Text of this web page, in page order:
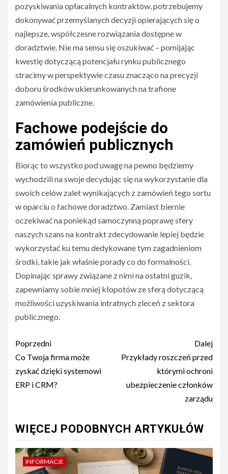
pozyskiwania opłacalnych kontraktów, potrzebujemy
dokonywać przemyślanych decyzji opierających się o
najlepsze, współczesne rozwiązania dostępne w
doradztwie. Nie ma sensu się oszukiwać – pomijając
kwestię dotyczącą potencjału rynku publicznego
stracimy w perspektywie czasu znacząco na precyzji
doboru środków ukierunkowanych na trafione
zamówienia publiczne.
Fachowe podejście do
zamówień publicznych
Biorąc to wszystko pod uwagę na pewno będziemy
wychodzili na swoje decydując się na wykorzystanie dla
swoich celów zalet wynikających z zamówień tego sortu
w oparciu o fachowe doradztwo. Zamiast biernie
oczekiwać na poniekąd samoczynną poprawę sfery
naszych szans na kontrakt zdecydowanie lepiej będzie
wykorzystać ku temu dedykowane tym zagadnieniom
środki, takie jak właśnie porady co do formalności.
Dopinając sprawy związane z nimi na ostatni guzik,
zapewniamy sobie mniej kłopotów ze sferą dotyczącą
możliwości uzyskiwania intratnych zleceń z sektora
publicznego.
Nawigacja
wpisu
Poprzedni
Co Twoja firma może
zyskać dzięki systemowi
ERP i CRM?
Dalej
Przykłady roszczeń przed
którymi ochroni
ubezpieczenie członków
zarządu
WIĘCEJ PODOBNYCH ARTYKUŁÓW
INFORMACJE